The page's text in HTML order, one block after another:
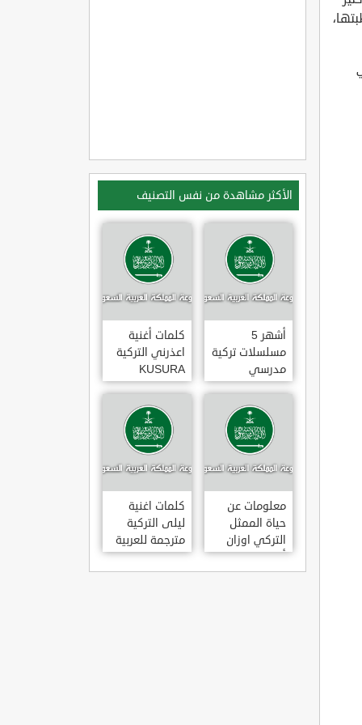
الأكثر مشاهدة من نفس التصنيف
أشهر 5
مسلسلات تركية
مدرسي
رومانسي و
كوميدي و
درامي مدبلج.
في تركيا
كلمات أغنية
اعذرني التركية
KUSURA
BAKMA
مترجمة للعربية
غناء المطربة
سيزن أكسو
SEZEN AKSU
معلومات عن
حياة الممثل
التركي اوزان
أكبابا OZAN
AKBABA
كلمات اغنية
ليلى التركية
مترجمة للعربية
غناء المطرب
مراد دالكليليتش